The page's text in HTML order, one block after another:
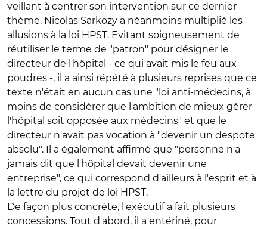
veillant à centrer son intervention sur ce dernier
thème, Nicolas Sarkozy a néanmoins multiplié les
allusions à la loi HPST. Evitant soigneusement de
réutiliser le terme de "patron" pour désigner le
directeur de l'hôpital - ce qui avait mis le feu aux
poudres -, il a ainsi répété à plusieurs reprises que ce
texte n'était en aucun cas une "loi anti-médecins, à
moins de considérer que l'ambition de mieux gérer
l'hôpital soit opposée aux médecins" et que le
directeur n'avait pas vocation à "devenir un despote
absolu". Il a également affirmé que "personne n'a
jamais dit que l'hôpital devait devenir une
entreprise", ce qui correspond d'ailleurs à l'esprit et à
la lettre du projet de loi HPST.
De façon plus concrète, l'exécutif a fait plusieurs
concessions. Tout d'abord, il a entériné, pour